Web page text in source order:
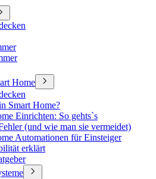
Home
Smart Home?
Einrichten: So gehts`s
(und wie man sie vermeidet)
Automationen für Einsteiger
erklärt